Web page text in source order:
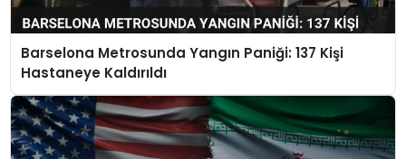
Barselona Metrosunda Yangın Paniği: 137 Kişi
Hastaneye Kaldırıldı